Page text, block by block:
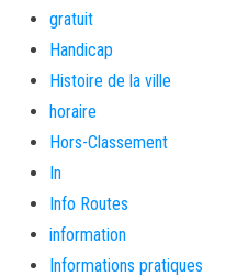
gratuit
Handicap
Histoire de la ville
horaire
Hors-Classement
In
Info Routes
information
Informations pratiques